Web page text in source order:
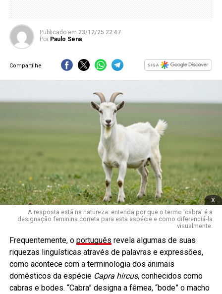
Publicado em 23/12/25 22:47
Por Paulo Sena
Compartilhe
x
A resposta está na natureza: entenda por que o termo 'cabra' é a
designação feminina correta para esta espécie e como diferenciá-la
visualmente.
Frequentemente, o português revela algumas de suas
riquezas linguísticas através de palavras e expressões,
como acontece com a terminologia dos animais
domésticos da espécie Capra hircus, conhecidos como
cabras e bodes. “Cabra” designa a fêmea, “bode” o macho